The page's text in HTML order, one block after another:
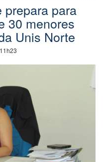
prepara para
30 menores
Unis Norte